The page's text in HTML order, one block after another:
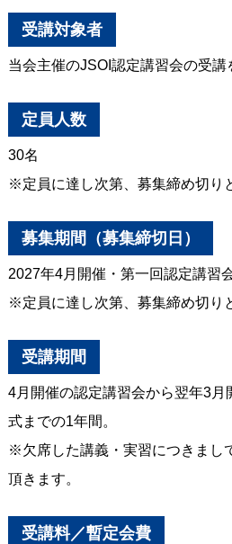
受講対象者
当会主催のJSOI認定講習会の受講
定員人数
30名
※定員に達し次第、募集締め切り
募集期間（募集締切日）
2027年4月開催・第一回認定講習
※定員に達し次第、募集締め切り
受講期間
4月開催の認定講習会から翌年3月
式までの1年間。
※欠席した講義・実習につきまし
頂きます。
受講料／暫定会費